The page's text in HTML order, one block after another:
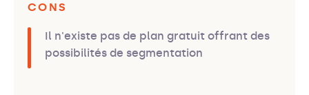
CONS
Il n'existe pas de plan gratuit offrant des
possibilités de segmentation